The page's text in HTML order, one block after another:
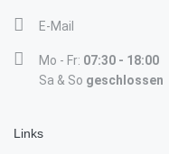
E-Mail
Mo - Fr: 07:30 - 18:00
Sa & So geschlossen
Links